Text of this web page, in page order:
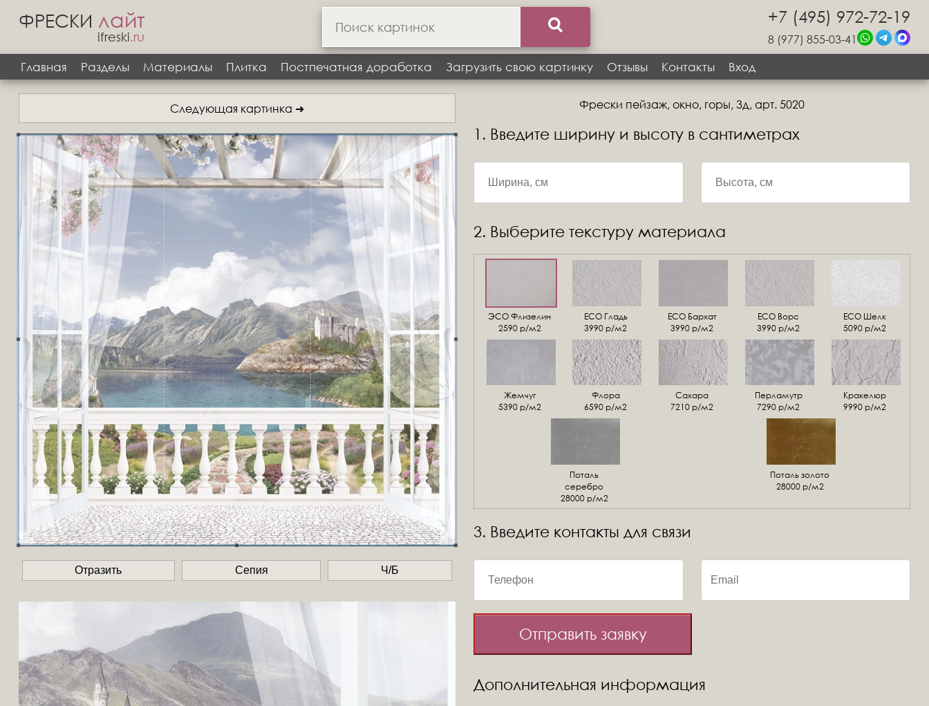
ФРЕСКИ лайт
ifreski.ru
+7 (495) 972-72-19
8 (977) 855-03-41
Главная
Разделы Материалы Плитка Постпечатная доработка Загрузить свою картинку Отзывы Контакты Вход
Следующая картинка ➜
Отразить Сепия Ч/Б
Фрески пейзаж, окно, горы, 3д, арт. 5020
1. Введите ширину и высоту в сантиметрах
2. Выберите текстуру материала
ЭСО Флизелин
2590 р/м2
ЕСО Гладь
3990 р/м2
ECO Бархат
3990 р/м2
ЕСО Ворс
3990 р/м2
ЕСО Шелк
5090 р/м2
Жемчуг
5390 р/м2
Флора
6590 р/м2
Сахара
7210 р/м2
Перламутр
7290 р/м2
Кракелюр
9990 р/м2
Поталь
серебро
28000 р/м2
Поталь золото
28000 р/м2
3. Введите контакты для связи
Отправить заявку
Дополнительная информация